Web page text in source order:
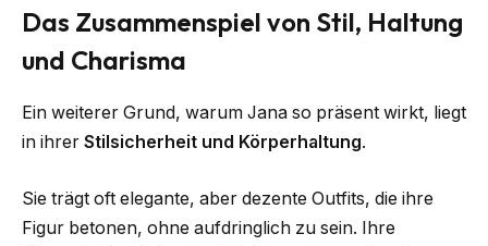
Das Zusammenspiel von Stil, Haltung
und Charisma
Ein weiterer Grund, warum Jana so präsent wirkt, liegt
in ihrer Stilsicherheit und Körperhaltung.
Sie trägt oft elegante, aber dezente Outfits, die ihre
Figur betonen, ohne aufdringlich zu sein. Ihre